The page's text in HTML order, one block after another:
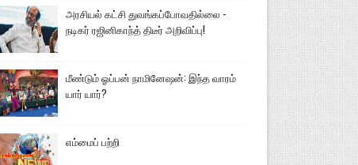
அரசியல் கட்சி துவங்கப்போவதில்லை -
நடிகர் ரஜினிகாந்த் திடீர் அறிவிப்பு!
மீண்டும் ஓப்பன் நாமினேஷன்: இந்த வாரம்
யார் யார்?
எம்மைப் பற்றி